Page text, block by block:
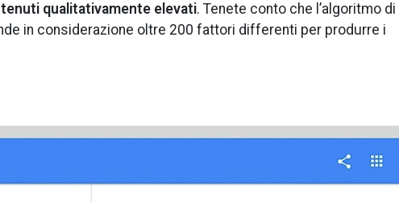
qualitativamente elevati. Tenete conto che l’algoritmo di
in considerazione oltre 200 fattori differenti per produrre i